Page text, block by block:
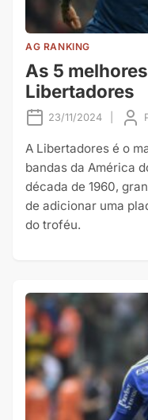
AG RANKING
As 5
Libertadores
23/11/2024
A Libertadores é o
bandas da América
década de 1960,
de adicionar uma
do troféu.